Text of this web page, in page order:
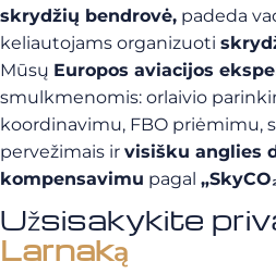
skrydžių bendrovė, padeda
keliautojams organizuoti
Mūsų Europos aviacijos
smulkmenomis: orlaivio
koordinavimu, FBO priėmimu,
pervežimais ir visišku anglies
kompensavimu pagal
Užsisakykite
Larnaką